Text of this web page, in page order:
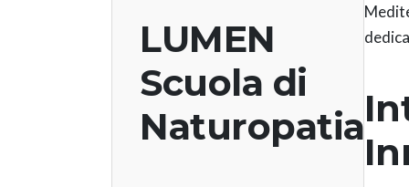
LUMEN
Scuola di
Naturopatia